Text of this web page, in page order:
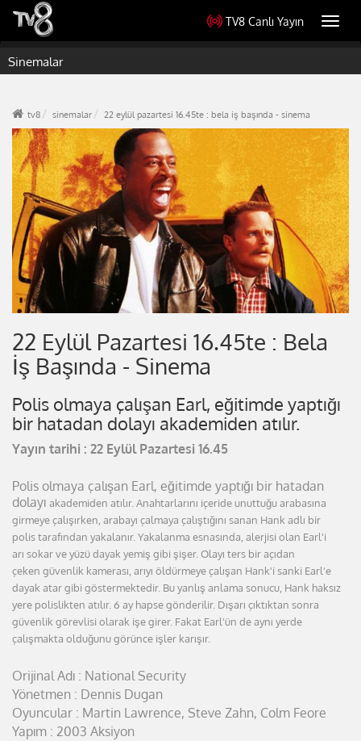
TV8 Canlı Yayın
Sinemalar
tv8 sinemalar 22 eylül pazartesi 16.45te : bela iş başında - sinema
22 Eylül Pazartesi 16.45te : Bela
İş Başında - Sinema
Polis olmaya çalışan Earl, eğitimde yaptığı
bir hatadan dolayı akademiden atılır.
Yayın tarihi : 22 Eylül Pazartesi 16.45
Polis olmaya çalışan Earl, eğitimde yaptığı bir hatadan
dolayı akademiden atılır. Anahtarlarını içeride unuttuğu arabasına
girmeyeçalışırken, arabayı çalmaya çalıştığını sanan Hank adlı bir
polistarafından yakalanır. Yakalanma esnasında, alerjisi olan Earl'i
arı sokar ve yüzü dayak yemiş gibi şişer. Olayı ters bir açıdan
çeken güvenlik kamerası, arıyı öldürmeye çalışan Hank'i sanki Earl'e
dayakatar gibi göstermektedir. Bu yanlış anlama sonucu, Hank haksız
yere polislikten atılır. 6 ay hapse gönderilir. Dışarı çıktıktan sonra
güvenlikgörevlisi olarak işe girer. Fakat Earl'ün de aynı yerde
çalışmakta olduğunu görünce işler karışır.
Orijinal Adı : National Security
Yönetmen : Dennis Dugan
Oyuncular : Martin Lawrence, Steve Zahn, Colm Feore
Yapım : 2003 Aksiyon